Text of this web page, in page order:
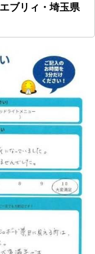
ブリィ・埼玉県